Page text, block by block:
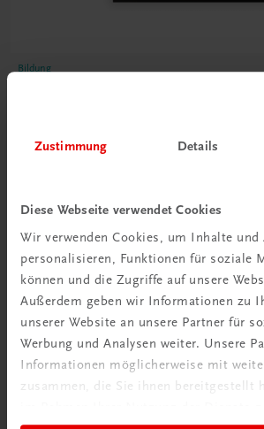
Zustimmung Details
Diese Webseite verwendet Cookies
Wir verwenden Cookies, um Inhalte und
personalisieren, Funktionen für soziale
können und die Zugriffe auf unsere
Außerdem geben wir Informationen zu
unserer Website an unsere Partner für
Werbung und Analysen weiter. Unsere
Informationen möglicherweise mit
zusammen, die Sie ihnen bereitgestellt
Bildung